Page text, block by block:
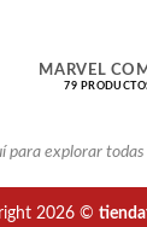
MARVEL
79
para explorar
2026 ©